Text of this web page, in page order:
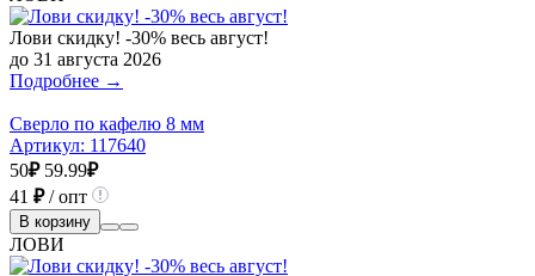
Лови скидку! -30% весь август!
до 31 августа 2026
Подробнее →
Сверло по кафелю 8 мм
Артикул: 117640
50₽ 59.99₽
41 ₽/ опт
В корзину
ЛОВИ